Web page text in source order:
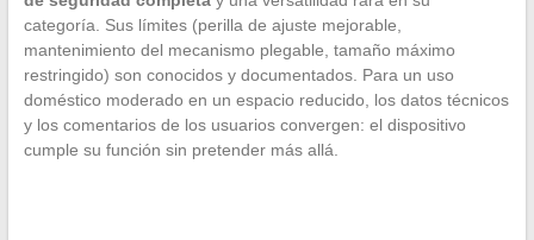
categoría. Sus límites (perilla de ajuste mejorable,
mantenimiento del mecanismo plegable, tamaño máximo
restringido) son conocidos y documentados. Para un uso
doméstico moderado en un espacio reducido, los datos técnicos
y los comentarios de los usuarios convergen: el dispositivo
cumple su función sin pretender más allá.